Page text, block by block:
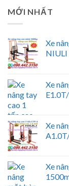
MỚI NHẤT
Xe
NIULI
Xe
Xe
Xe